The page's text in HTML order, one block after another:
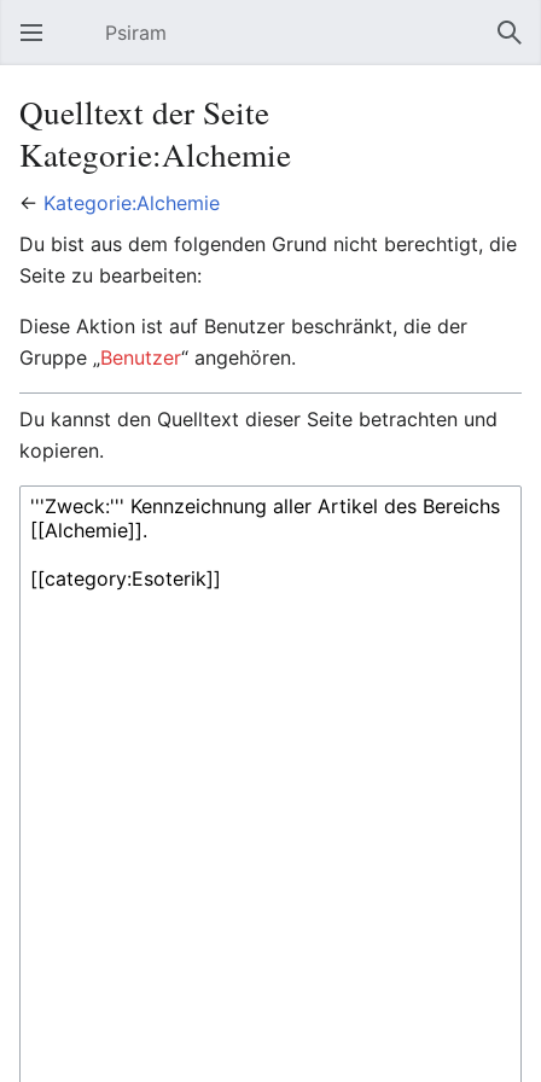
Hauptmenü öffnen Psiram
Quelltext der Seite
Kategorie:Alchemie
← Kategorie:Alchemie
Du bist aus dem folgenden Grund nicht berechtigt, die
Seite zu bearbeiten:
Diese Aktion ist auf Benutzer beschränkt, die der
Gruppe „Benutzer“ angehören.
Du kannst den Quelltext dieser Seite betrachten und
kopieren.